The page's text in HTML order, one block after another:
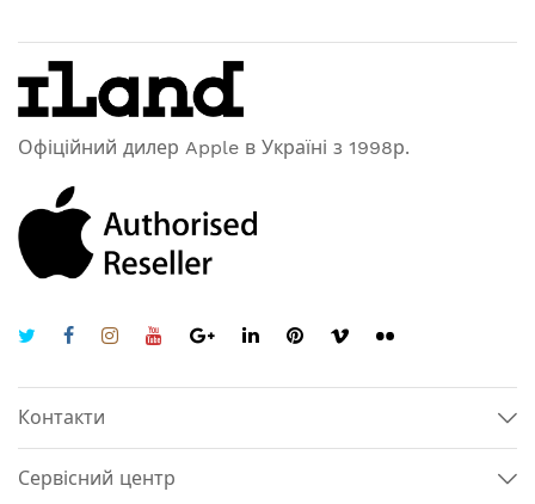
Офіційний дилер Apple в Україні з 1998р.
Контакти
Сервісний центр